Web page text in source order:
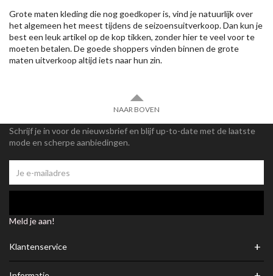
Grote maten kleding die nog goedkoper is, vind je natuurlijk over
het algemeen het meest tijdens de seizoensuitverkoop. Dan kun je
best een leuk artikel op de kop tikken, zonder hier te veel voor te
moeten betalen. De goede shoppers vinden binnen de grote
maten uitverkoop altijd iets naar hun zin.
NAAR BOVEN
Schrijf je in voor de nieuwsbrief en blijf up-to-date met de laatste
mode en scherpe aanbiedingen.
Meld je aan!
Klantenservice +